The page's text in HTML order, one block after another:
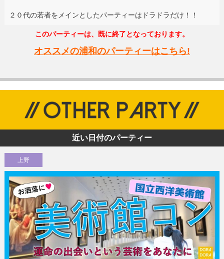
２０代の若者をメインとしたパーティーはドラドラだけ！！
このパーティーは、既に終了となっております。
オススメの浦和のパーティーはこちら!
近い日付のパーティー
上野